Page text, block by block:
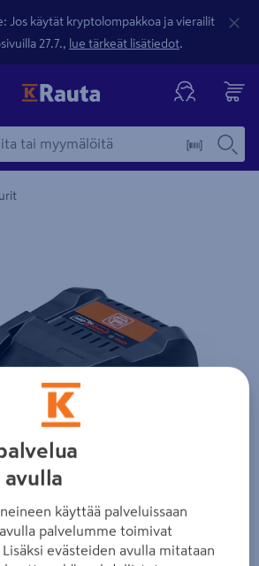
Jos käytät kryptolompakkoa ja vierailit
27.7., lue tärkeät lisätiedot.
löytyy Tuotteen kuvaus -
avulla
käyttää palveluissaan
palvelumme toimivat
evästeiden avulla mitataan